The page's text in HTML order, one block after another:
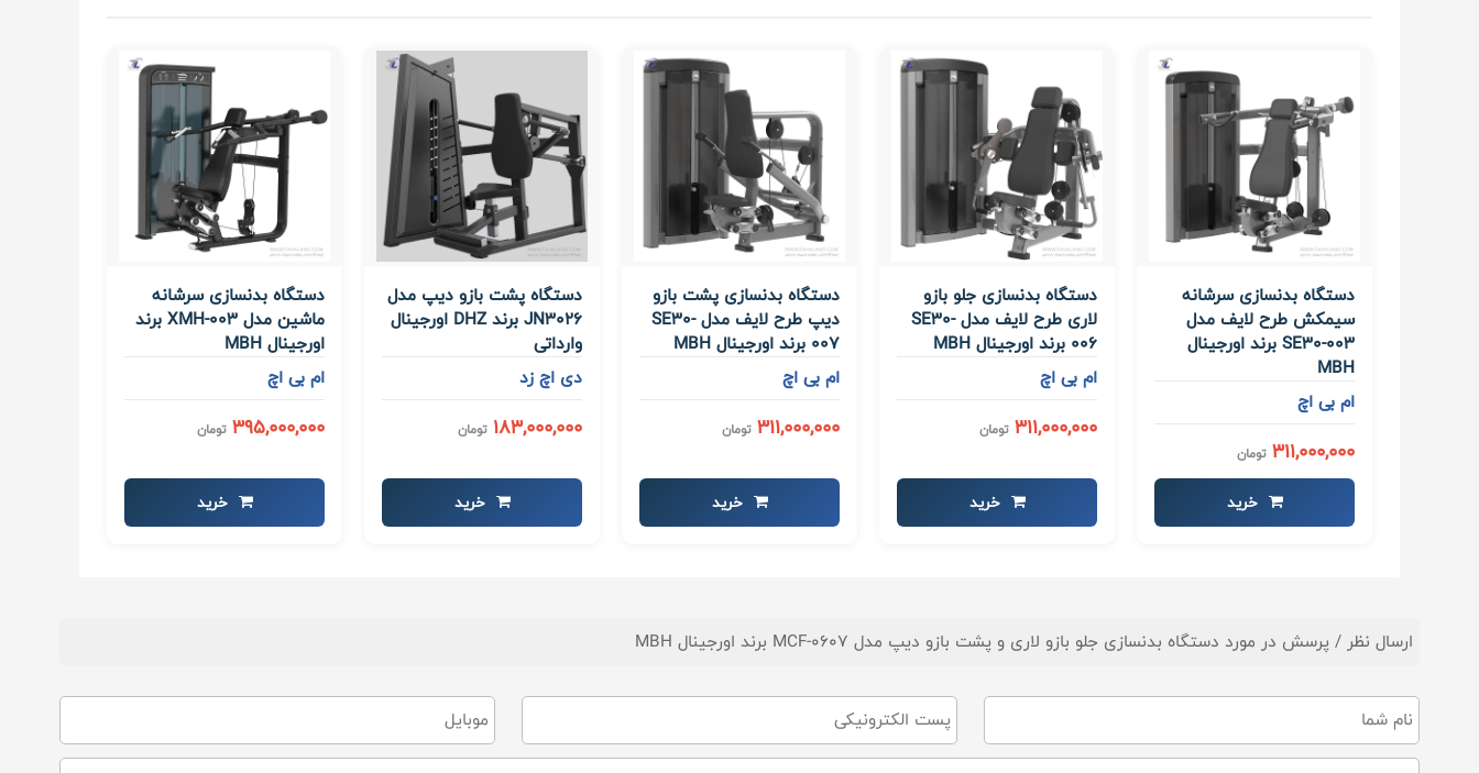
دستگاه بدنسازی سرشانه
سیمکش طرح لایف مدل
SE30-003 برند اورجینال
MBH
ام بی اچ
311,000,000 تومان
خرید
دستگاه بدنسازی جلو بازو
لاری طرح لایف مدل SE30-
006 برند اورجینال MBH
ام بی اچ
311,000,000 تومان
خرید
دستگاه بدنسازی پشت بازو
دیپ طرح لایف مدل SE30-
007 برند اورجینال MBH
ام بی اچ
311,000,000 تومان
خرید
دستگاه پشت بازو دیپ مدل
JN3026 برند DHZ اورجینال
وارداتی
دی اچ زد
183,000,000 تومان
خرید
دستگاه بدنسازی سرشانه
ماشین مدل XMH-003 برند
اورجینال MBH
ام بی اچ
395,000,000 تومان
خرید
ارسال نظر / پرسش در مورد دستگاه بدنسازی جلو بازو لاری و پشت بازو دیپ مدل MCF-0607 برند اورجینال MBH